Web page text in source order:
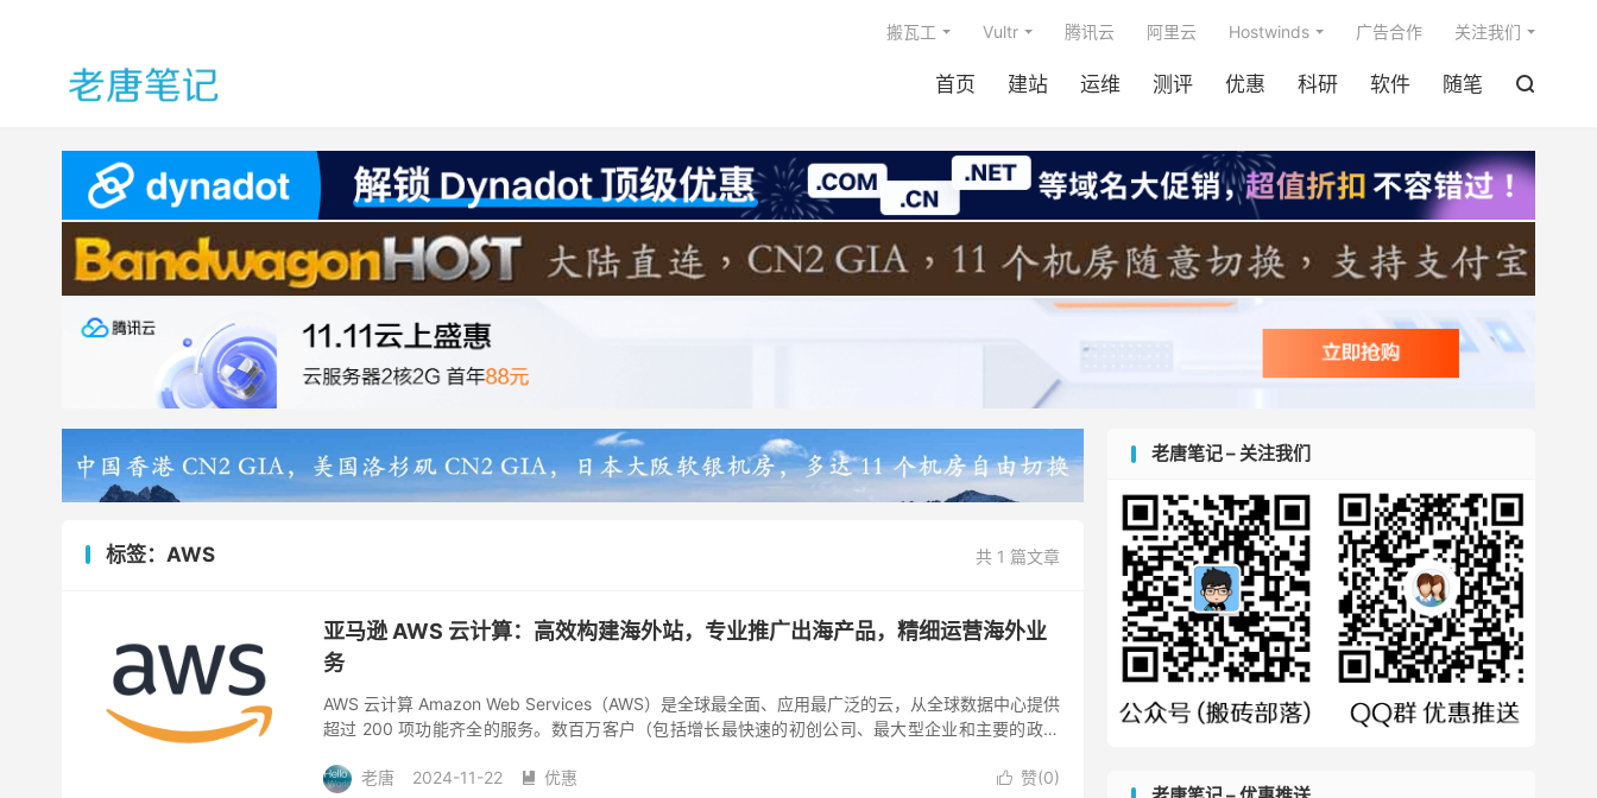
首页 建站 运维 测评 优惠 科研 软件 随笔 
搬瓦工 Vultr 腾讯云 阿里云 Hostwinds 广告合作 关注我们
共 1 篇文章
标签：AWS
亚马逊 AWS 云计算：高效构建海外站，专业推广出海产品，精细运营海外业
务
AWS 云计算 Amazon Web Services（AWS）是全球最全面、应用最广泛的云，从全球数据中心提供
超过 200 项功能齐全的服务。数百万客户（包括增长最快速的初创公司、最大型企业和主要的政府
 赞(0)
老唐 2024-11-22  优惠
老唐笔记 – 关注我们